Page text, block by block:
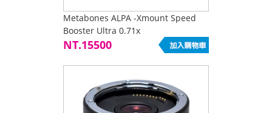
Metabones ALPA -Xmount Speed
Booster Ultra 0.71x
NT.15500